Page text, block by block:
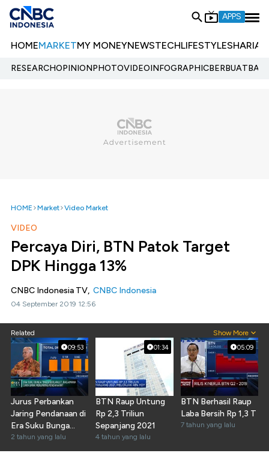
APPS
HOMEMARKETMY MONEYNEWSTECHLIFESTYLESHARIA
RESEARCHOPINIONPHOTOVIDEOINFOGRAPHIC
HOME Market Video Market
VIDEO
Percaya Diri, BTN Patok Target
DPK Hingga 13%
CNBC Indonesia TV, CNBC Indonesia
04 September 2019 12:56
Related Show More
09:53
Jurus Perbankan
Jaring Pendanaan di
Era Suku Bunga
Tinggi
2 tahun yang lalu
01:34
BTN Raup Untung
Rp 2,3 Triliun
Sepanjang 2021
4 tahun yang lalu
05:09
BTN Berhasil Raup
Laba Bersih Rp 1,3 T
7 tahun yang lalu